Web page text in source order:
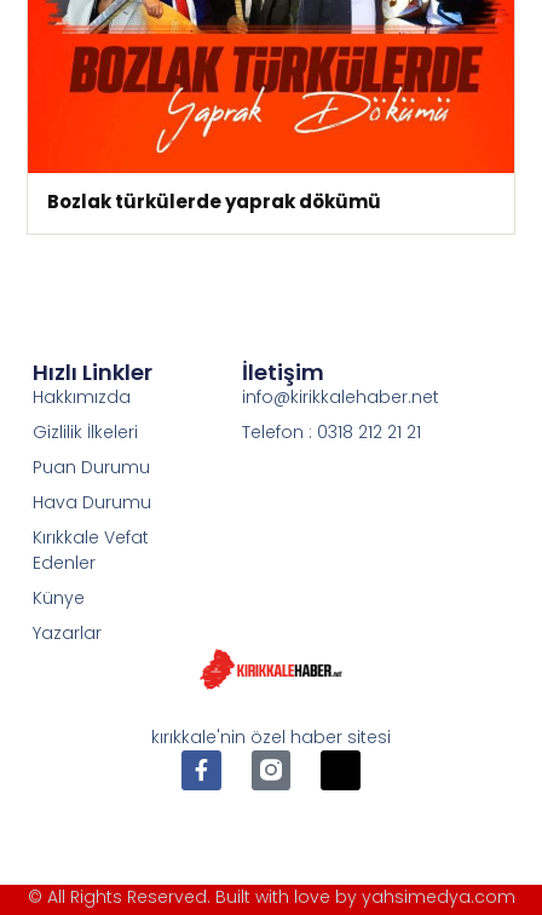
Bozlak türkülerde yaprak dökümü
kırıkkale'nin özel haber sitesi
Hızlı Linkler
Hakkımızda
Gizlilik İlkeleri
Puan Durumu
Hava Durumu
Kırıkkale Vefat
Edenler
Künye
Yazarlar
İletişim
info@kirikkalehaber.net
Telefon : 0318 212 21 21
© All Rights Reserved. Built with love by yahsimedya.com